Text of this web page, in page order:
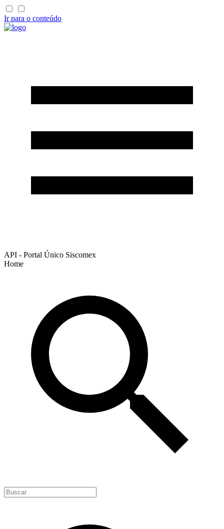
Ir para o conteúdo
API - Portal Único Siscomex
Home